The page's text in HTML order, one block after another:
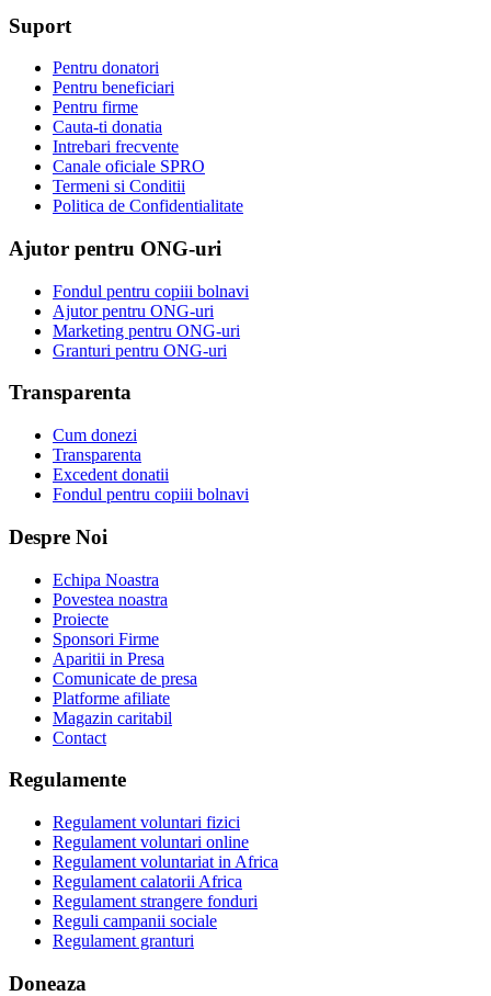
Suport
Pentru donatori
Pentru beneficiari
Pentru firme
Cauta-ti donatia
Intrebari frecvente
Canale oficiale SPRO
Termeni si Conditii
Politica de Confidentialitate
Ajutor pentru ONG-uri
Fondul pentru copiii bolnavi
Ajutor pentru ONG-uri
Marketing pentru ONG-uri
Granturi pentru ONG-uri
Transparenta
Cum donezi
Transparenta
Excedent donatii
Fondul pentru copiii bolnavi
Despre Noi
Echipa Noastra
Povestea noastra
Proiecte
Sponsori Firme
Aparitii in Presa
Comunicate de presa
Platforme afiliate
Magazin caritabil
Contact
Regulamente
Regulament voluntari fizici
Regulament voluntari online
Regulament voluntariat in Africa
Regulament calatorii Africa
Regulament strangere fonduri
Reguli campanii sociale
Regulament granturi
Doneaza